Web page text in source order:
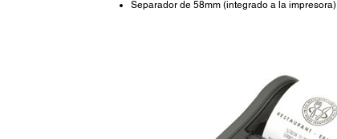
Separador de 58mm (integrado a la impresora)